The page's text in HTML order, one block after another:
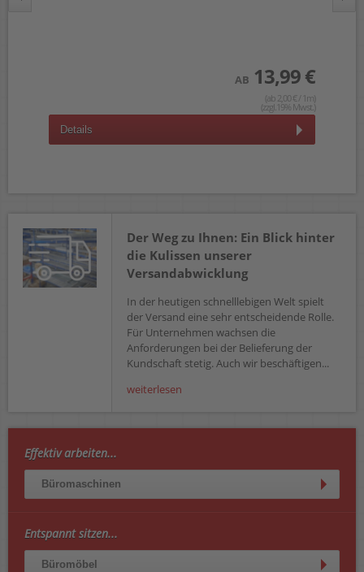
AB 13,99 €
(ab 2,00 € / 1m)
(zzgl.19% Mwst.)
Details
Der Weg zu Ihnen: Ein Blick hinter
die Kulissen unserer
Versandabwicklung
In der heutigen schnelllebigen Welt spielt
der Versand eine sehr entscheidende Rolle.
Für Unternehmen wachsen die
Anforderungen bei der Belieferung der
Kundschaft stetig. Auch wir beschäftigen...
weiterlesen
Effektiv arbeiten...
Büromaschinen
Entspannt sitzen...
Büromöbel